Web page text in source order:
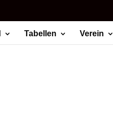
Tabellen Verein